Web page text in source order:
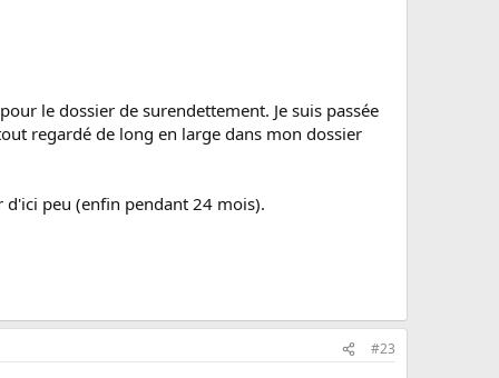
le dossier de surendettement. Je suis passée
regardé de long en large dans mon dossier
peu (enfin pendant 24 mois).
#23